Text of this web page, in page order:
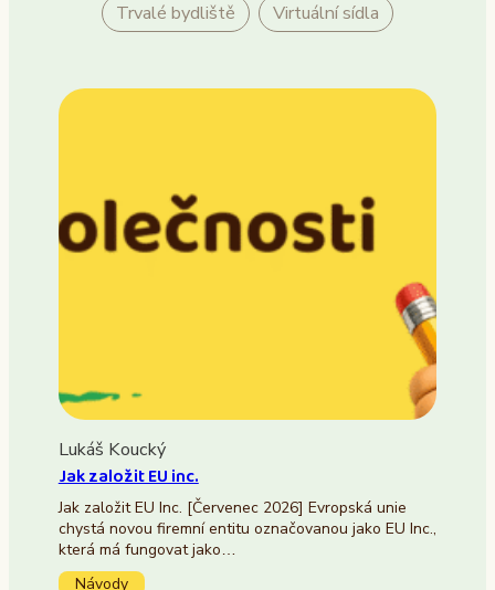
Trvalé bydliště
Virtuální sídla
Lukáš Koucký
Jak založit EU inc.
Jak založit EU Inc. [Červenec 2026] Evropská unie
chystá novou firemní entitu označovanou jako EU Inc.,
která má fungovat jako…
Návody